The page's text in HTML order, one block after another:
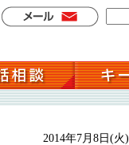
2014年7月8日(火)